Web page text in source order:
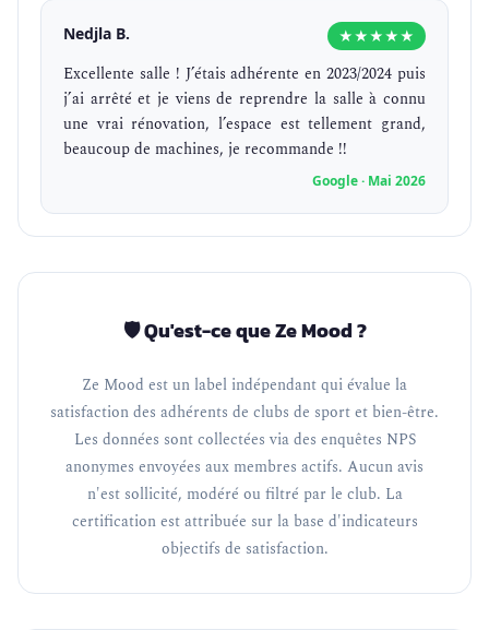
Nedjla B. ★★★★★
Excellente salle ! J’étais adhérente en 2023/2024 puis
j’ai arrêté et je viens de reprendre la salle à connu
une vrai rénovation, l’espace est tellement grand,
beaucoup de machines, je recommande !!
Google · Mai 2026
🛡️ Qu'est-ce que Ze Mood ?
Ze Mood est un label indépendant qui évalue la
satisfaction des adhérents de clubs de sport et bien-être.
Les données sont collectées via des enquêtes NPS
anonymes envoyées aux membres actifs. Aucun avis
n'est sollicité, modéré ou filtré par le club. La
certification est attribuée sur la base d'indicateurs
objectifs de satisfaction.